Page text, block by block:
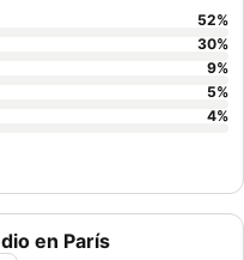
en París
52%
30%
9%
5%
4%